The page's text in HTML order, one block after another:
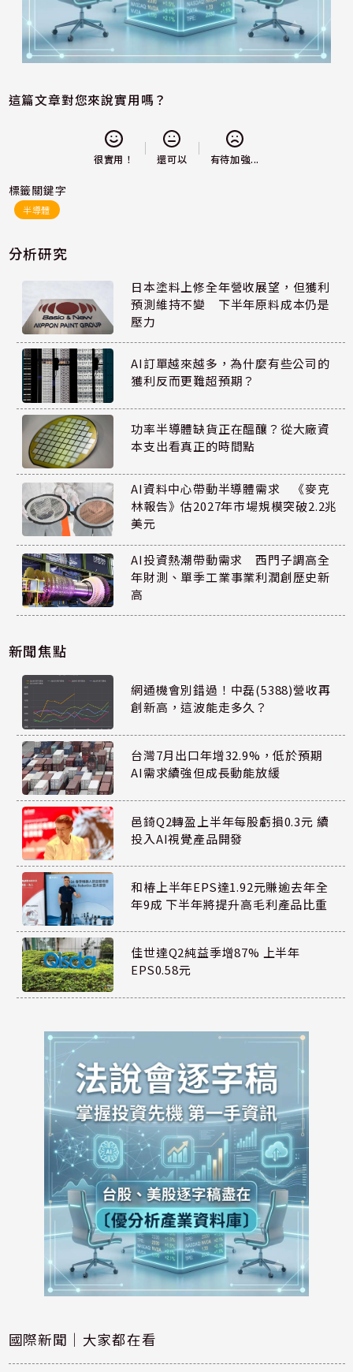
這篇文章對您來說實用嗎？
很實用！ 還可以 有待加強...
標籤關鍵字
半導體
分析研究
日本塗料上修全年營收展望，但獲利
預測維持不變 下半年原料成本仍是
壓力
AI訂單越來越多，為什麼有些公司的
獲利反而更難超預期？
功率半導體缺貨正在醞釀？從大廠資
本支出看真正的時間點
AI資料中心帶動半導體需求 《麥克
林報告》估2027年市場規模突破2.2兆
美元
AI投資熱潮帶動需求 西門子調高全
年財測、單季工業事業利潤創歷史新
高
新聞焦點
網通機會別錯過！中磊(5388)營收再
創新高，這波能走多久？
台灣7月出口年增32.9%，低於預期
AI需求續強但成長動能放緩
邑錡Q2轉盈上半年每股虧損0.3元 續
投入AI視覺產品開發
和椿上半年EPS達1.92元賺逾去年全
年9成 下半年將提升高毛利產品比重
佳世達Q2純益季增87% 上半年
EPS0.58元
國際新聞｜大家都在看